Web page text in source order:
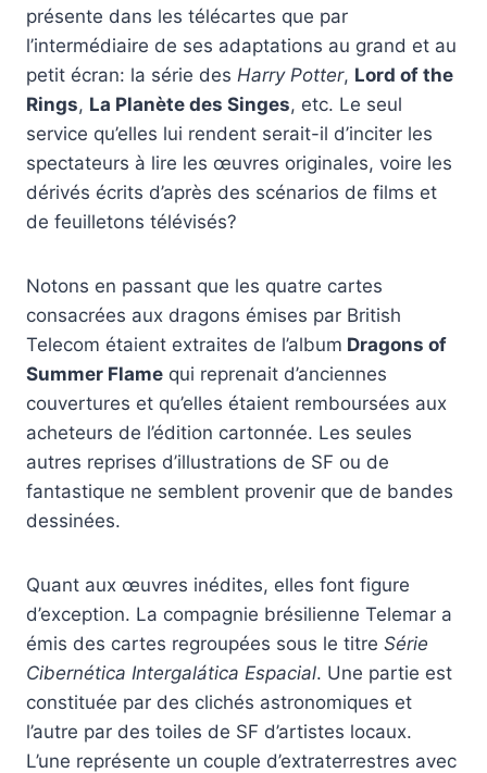
présente dans les télécartes que par
l’intermédiaire de ses adaptations au grand et au
petit écran: la série des Harry Potter, Lord of the
Rings, La Planète des Singes, etc. Le seul
service qu’elles lui rendent serait-il d’inciter les
spectateurs à lire les œuvres originales, voire les
dérivés écrits d’après des scénarios de films et
de feuilletons télévisés?
Notons en passant que les quatre cartes
consacrées aux dragons émises par British
Telecom étaient extraites de l’album Dragons of
Summer Flame qui reprenait d’anciennes
couvertures et qu’elles étaient remboursées aux
acheteurs de l’édition cartonnée. Les seules
autres reprises d’illustrations de SF ou de
fantastique ne semblent provenir que de bandes
dessinées.
Quant aux œuvres inédites, elles font figure
d’exception. La compagnie brésilienne Telemar a
émis des cartes regroupées sous le titre Série
Cibernética Intergalática Espacial. Une partie est
constituée par des clichés astronomiques et
l’autre par des toiles de SF d’artistes locaux.
L’une représente un couple d’extraterrestres avec